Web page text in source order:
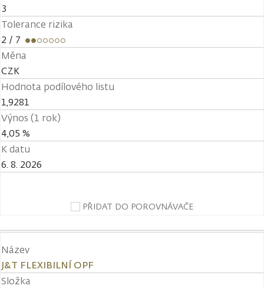
3
Tolerance rizika
2 / 7
Měna
CZK
Hodnota podílového listu
1,9281
Výnos (1 rok)
4,05 %
K datu
6. 8. 2026
PŘIDAT DO POROVNÁVAČE
Název
J&T FLEXIBILNÍ OPF
Složka